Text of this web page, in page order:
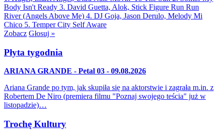
Body Isn't Ready 3. David Guetta, Alok, Stick Figure Run Run
River (Angels Above Me) 4. DJ Goja, Jason Derulo, Melody Mi
Chico 5. Temper City Self Aware
Zobacz Głosuj »
Płyta tygodnia
ARIANA GRANDE - Petal 03 - 09.08.2026
Ariana Grande po tym, jak skupiła się na aktorstwie i zagrała m.in. z
Robertem De Niro (premiera filmu "Poznaj swojego teścia" już w
listopadzie)…
Trochę Kultury